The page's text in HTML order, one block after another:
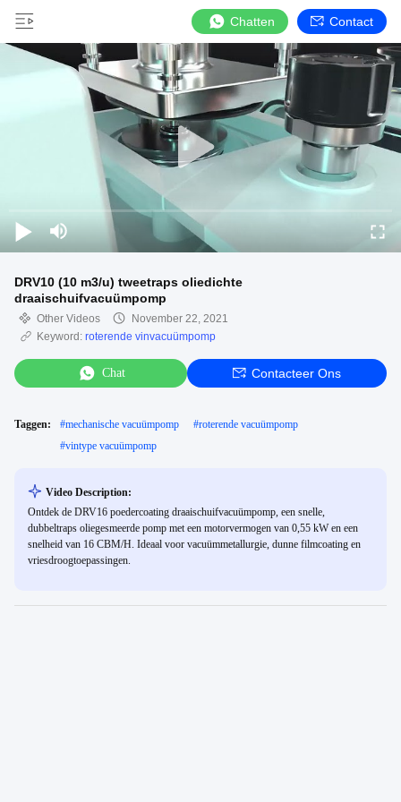
Chatten Contact
DRV10 (10 m3/u) tweetraps oliedichte
draaischuifvacuümpomp
Other Videos
November 22, 2021
Keyword: roterende vinvacuümpomp
Chat Contacteer Ons
Taggen: #mechanische vacuümpomp #roterende vacuümpomp
#vintype vacuümpomp
Video Description:
Ontdek de DRV16 poedercoating draaischuifvacuümpomp, een snelle,
dubbeltraps oliegesmeerde pomp met een motorvermogen van 0,55 kW en een
snelheid van 16 CBM/H. Ideaal voor vacuümmetallurgie, dunne filmcoating en
vriesdroogtoepassingen.